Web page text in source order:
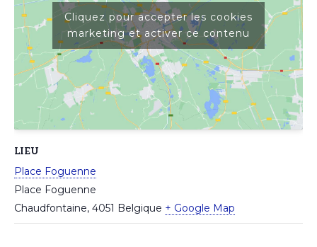
LIEU
Place Foguenne
Place Foguenne
Chaudfontaine, 4051 Belgique + Google Map
Cliquez pour accepter les cookies
marketing et activer ce contenu